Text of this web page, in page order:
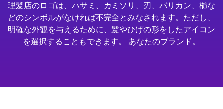
理髪店のロゴは、ハサミ、カミソリ、刃、バリカン、櫛な
どのシンボルがなければ不完全とみなされます。ただし、
明確な外観を与えるために、髪やひげの形をしたアイコン
を選択することもできます。 あなたのブランド。